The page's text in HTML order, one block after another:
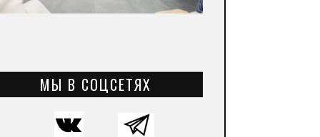
МЫ В СОЦСЕТЯХ